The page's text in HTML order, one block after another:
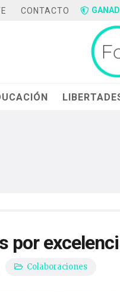
CONTACTO
por
Colaboraciones